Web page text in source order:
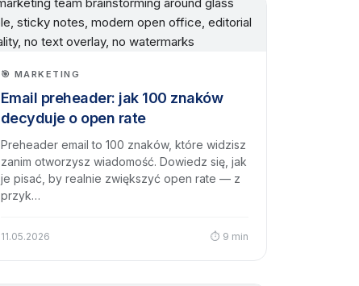
🎯 MARKETING
Email preheader: jak 100 znaków
decyduje o open rate
Preheader email to 100 znaków, które widzisz
zanim otworzysz wiadomość. Dowiedz się, jak
je pisać, by realnie zwiększyć open rate — z
przyk…
11.05.2026 ⏱ 9 min